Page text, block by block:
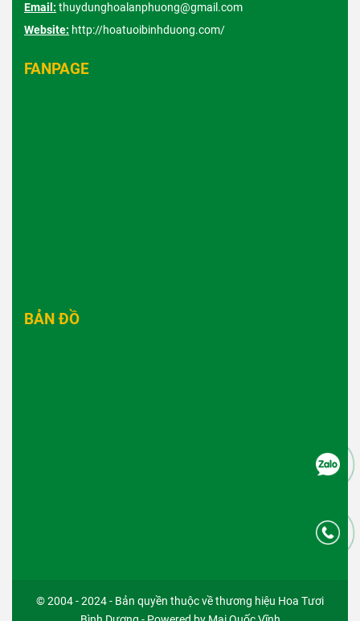
Email: thuydunghoalanphuong@gmail.com
Website: http://hoatuoibinhduong.com/
FANPAGE
BẢN ĐỒ
© 2004 - 2024 - Bản quyền thuộc về thương hiệu Hoa Tươi